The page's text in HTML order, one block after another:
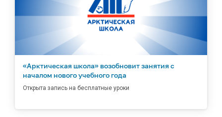
«Арктическая школа» возобновит занятия с
началом нового учебного года
Открыта запись на бесплатные уроки